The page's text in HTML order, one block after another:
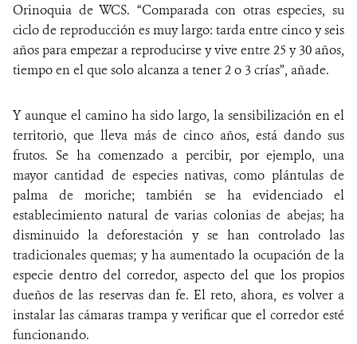
Orinoquia de WCS. “Comparada con otras especies, su
ciclo de reproducción es muy largo: tarda entre cinco y seis
años para empezar a reproducirse y vive entre 25 y 30 años,
tiempo en el que solo alcanza a tener 2 o 3 crías”, añade.
Y aunque el camino ha sido largo, la sensibilización en el
territorio, que lleva más de cinco años, está dando sus
frutos. Se ha comenzado a percibir, por ejemplo, una
mayor cantidad de especies nativas, como plántulas de
palma de moriche; también se ha evidenciado el
establecimiento natural de varias colonias de abejas; ha
disminuido la deforestación y se han controlado las
tradicionales quemas; y ha aumentado la ocupación de la
especie dentro del corredor, aspecto del que los propios
dueños de las reservas dan fe. El reto, ahora, es volver a
instalar las cámaras trampa y verificar que el corredor esté
funcionando.